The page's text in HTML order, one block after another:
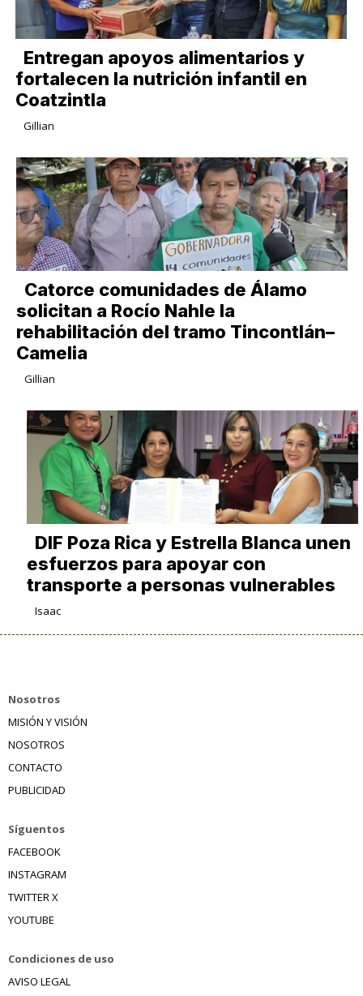
Entregan apoyos alimentarios y
fortalecen la nutrición infantil en
Coatzintla
Gillian
Catorce comunidades de Álamo
solicitan a Rocío Nahle la
rehabilitación del tramo Tincontlán–
Camelia
Gillian
DIF Poza Rica y Estrella Blanca unen
esfuerzos para apoyar con
transporte a personas vulnerables
Isaac
Nosotros
MISIÓN Y VISIÓN
NOSOTROS
CONTACTO
PUBLICIDAD
Síguentos
FACEBOOK
INSTAGRAM
TWITTER X
YOUTUBE
Condiciones de uso
AVISO LEGAL